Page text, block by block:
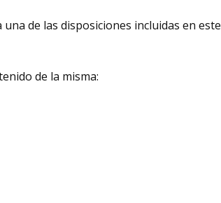
de las disposiciones incluidas en este
de la misma: